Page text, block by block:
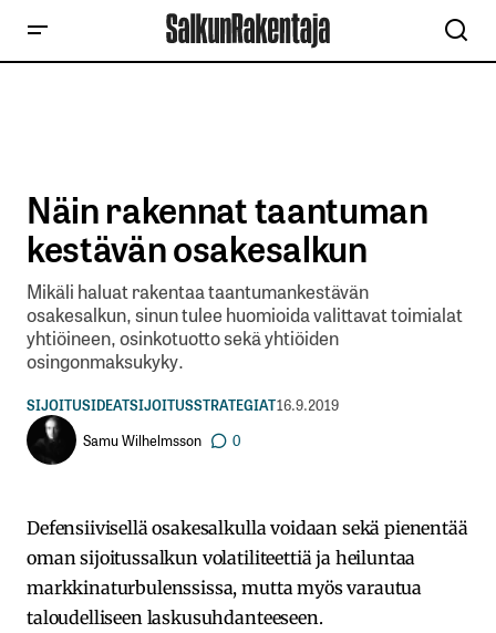
Näin rakennat taantuman
kestävän osakesalkun
Mikäli haluat rakentaa taantumankestävän
osakesalkun, sinun tulee huomioida valittavat toimialat
yhtiöineen, osinkotuotto sekä yhtiöiden
osingonmaksukyky.
SIJOITUSIDEATSIJOITUSSTRATEGIAT16.9.2019
Samu Wilhelmsson
0
Defensiivisellä osakesalkulla voidaan sekä pienentää
oman sijoitussalkun volatiliteettiä ja heiluntaa
markkinaturbulenssissa, mutta myös varautua
taloudelliseen laskusuhdanteeseen.